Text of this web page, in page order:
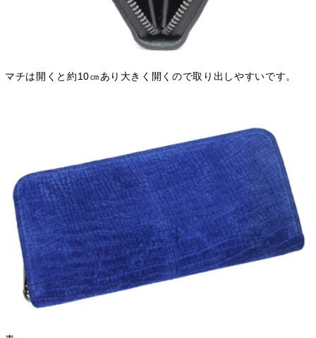
マチは開くと約10㎝あり大きく開くので取り出しやすいです。